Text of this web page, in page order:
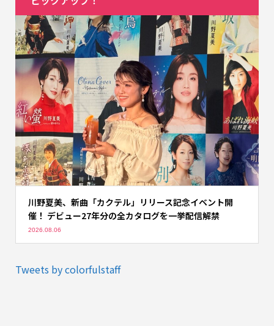
川野夏美、新曲「カクテル」リリース記念イベント開
催！ デビュー27年分の全カタログを一挙配信解禁
2026.08.06
Tweets by colorfulstaff